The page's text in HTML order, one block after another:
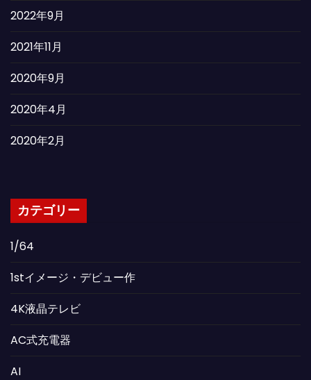
2022年9月
2021年11月
2020年9月
2020年4月
2020年2月
カテゴリー
1/64
1stイメージ・デビュー作
4K液晶テレビ
AC式充電器
AI